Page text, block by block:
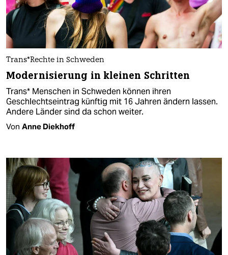
Trans*­Rech­te in Schweden
Modernisierung in kleinen Schritten
Trans* Menschen in Schweden können ihren
Geschlechtseintrag künftig mit 16 Jahren ändern lassen.
Andere Länder sind da schon weiter.
Von Anne Diekhoff